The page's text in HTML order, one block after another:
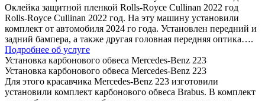
Оклейка защитной пленкой Rolls-Royce Cullinan 2022 год
Rolls-Royce Cullinan 2022 год. На эту машину установили
комплект от автомобиля 2024 го года. Установлен передний и
задний бампера, а также другая головная передняя оптика….
Подробнее об услуге
Установка карбонового обвеса Mercedes-Benz 223
Установка карбонового обвеса Mercedes-Benz 223
Для этого красавчика Mercedes-Benz 223 изготовили
установили комплект карбонового обвеса Brabus. В комплект